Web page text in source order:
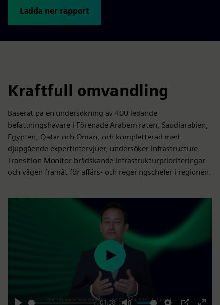
Ladda ner rapport
Kraftfull omvandling
Baserat på en undersökning av 400 ledande
befattningshavare i Förenade Arabemiraten, Saudiarabien,
Egypten, Qatar och Oman, och kompletterad med
djupgående expertintervjuer, undersöker Infrastructure
Transition Monitor brådskande infrastrukturprioriteringar
och vägen framåt för affärs- och regeringschefer i regionen.
01:38
Play